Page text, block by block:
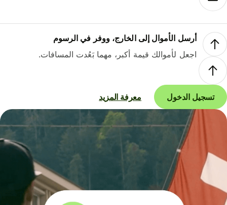
أرسل الأموال إلى الخارج، ووفر في الرسوم
اجعل لأموالك قيمة أكبر، مهما بَعُدت المسافات.
تسجيل الدخول معرفة المزيد